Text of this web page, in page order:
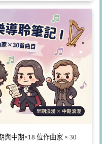
與中期×18 位作曲家 × 30